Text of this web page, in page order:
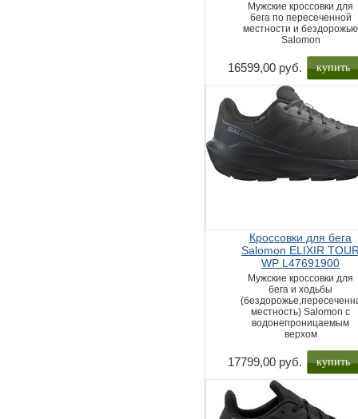
Мужские кроссовки для
бега по пересеченной
местности и бездорожью
Salomon
16599,00 руб. купить
Кроссовки для бега
Salomon ELIXIR
WP L47691900
Мужские кроссовки для
бега и ходьбы
местность) Salomon с
водонепроницаемым
верхом
17799,00 руб. купить